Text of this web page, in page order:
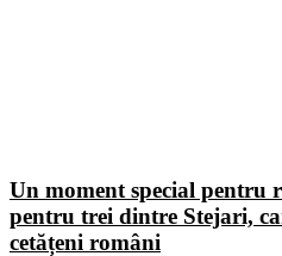
Un moment special pentru
pentru trei dintre Stejari,
cetățeni români